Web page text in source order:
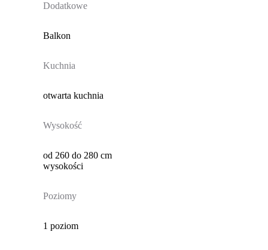
Dodatkowe
Balkon
Kuchnia
otwarta kuchnia
Wysokość
od 260 do 280 cm
wysokości
Poziomy
1 poziom